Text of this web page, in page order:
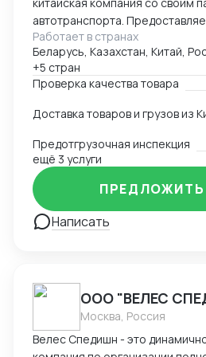
автотранспорта.
поставки. Свой офис и склад в
Маньчжурии. Занимаюсь оказанием различных услуг
в сфере внешней торговли.
Работает в странах
Беларусь, Казахстан, Китай,
+5 стран
Проверка качества товара
Предотгрузочная инспекция
ещё 3 услуги
Написать
ПРЕДЛОЖИТЬ
ООО "ВЕЛЕС
Москва, Россия
Велес Спедишн - это динамично развивающаяся